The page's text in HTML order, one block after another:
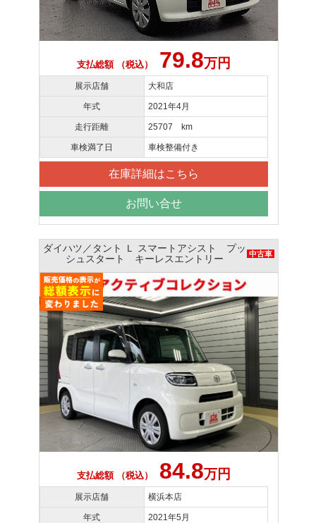
支払総額 （税込） 79.8万円
展示店舗 大和店
年式 2021年4月
走行距離 25707 km
車検満了日 車検整備付き
在庫詳細はこちら
お問い合せ
ダイハツ／タント Ｌ スマートアシスト プッ
シュスタート キーレスエントリー
中古車
支払総額 （税込） 84.8万円
展示店舗 横浜本店
年式 2021年5月